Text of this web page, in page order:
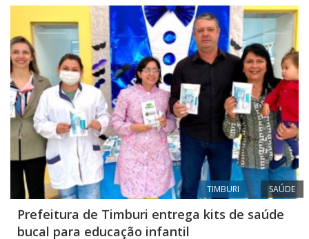
TIMBURI SAÚDE
Prefeitura de Timburi entrega kits de saúde
bucal para educação infantil